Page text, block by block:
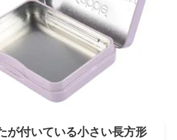
が付いている小さい長方形